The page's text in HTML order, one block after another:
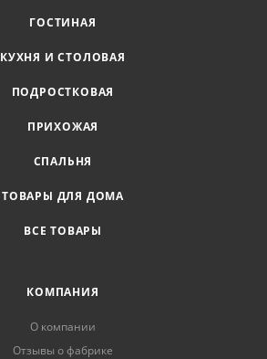
ГОСТИНАЯ
КУХНЯ И СТОЛОВАЯ
ПОДРОСТКОВАЯ
ПРИХОЖАЯ
СПАЛЬНЯ
ТОВАРЫ ДЛЯ ДОМА
ВСЕ ТОВАРЫ
КОМПАНИЯ
О компании
Отзывы о фабрике